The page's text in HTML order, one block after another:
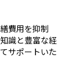
費用を抑制
識と豊富な経
サポートいた